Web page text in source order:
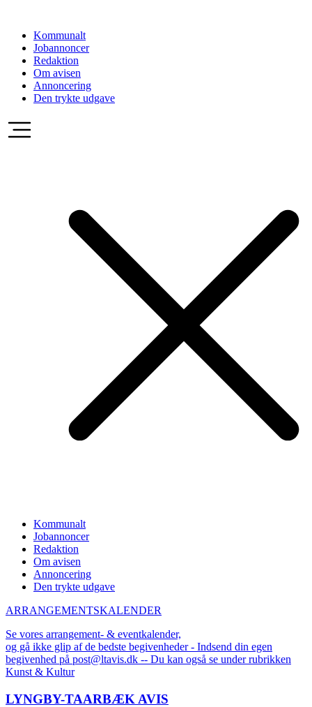
indholdKommunalt
Jobannoncer
Redaktion
Om avisen
Annoncering
Den trykte udgave
Kommunalt
Jobannoncer
Redaktion
Om avisen
Annoncering
Den trykte udgave
ARRANGEMENTSKALENDER
Se vores arrangement- & eventkalender,
og gå ikke glip af de bedste begivenheder - Indsend din egen
begivenhed på post@ltavis.dk -- Du kan også se under rubrikken
Kunst & Kultur
LYNGBY-TAARBÆK AVIS